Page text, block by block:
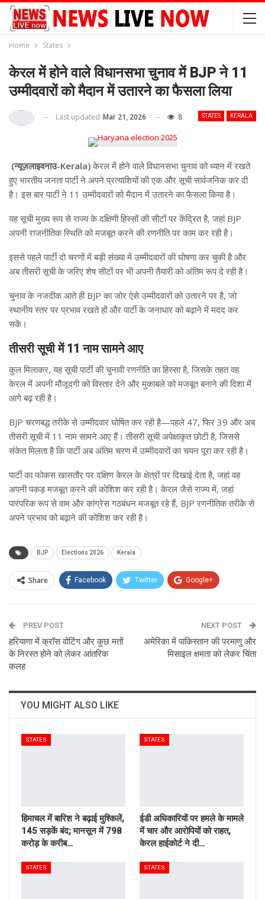
Home States
केरल में होने वाले विधानसभा चुनाव में BJP ने 11
उम्मीदवारों को मैदान में उतारने का फैसला लिया
STATES KERALA
Last updated Mar 21, 2026 8
(न्यूज़लाइवनाउ-Kerala)केरल में होने वाले विधानसभा चुनाव को ध्यान में रखते
हुए भारतीय जनता पार्टी ने अपने प्रत्याशियों की एक और सूची सार्वजनिक कर दी
है। इस बार पार्टी ने 11 उम्मीदवारों को मैदान में उतारने का फैसला किया है।
यह सूची मुख्य रूप से राज्य के दक्षिणी हिस्सों की सीटों पर केंद्रित है, जहां BJP
अपनी राजनीतिक स्थिति को मजबूत करने की रणनीति पर काम कर रही है।
इससे पहले पार्टी दो चरणों में बड़ी संख्या में उम्मीदवारों की घोषणा कर चुकी है और
अब तीसरी सूची के जरिए शेष सीटों पर भी अपनी तैयारी को अंतिम रूप दे रही है।
चुनाव के नजदीक आते ही BJP का जोर ऐसे उम्मीदवारों को उतारने पर है, जो
स्थानीय स्तर पर प्रभाव रखते हों और पार्टी के जनाधार को बढ़ाने में मदद कर
सकें।
तीसरी सूची में 11 नाम सामने आए
कुल मिलाकर, यह सूची पार्टी की चुनावी रणनीति का हिस्सा है, जिसके तहत वह
केरल में अपनी मौजूदगी को विस्तार देने और मुकाबले को मजबूत बनाने की दिशा में
आगे बढ़ रही है।
BJP चरणबद्ध तरीके से उम्मीदवार घोषित कर रही है—पहले 47, फिर 39 और अब
तीसरी सूची में 11 नाम सामने आए हैं। तीसरी सूची अपेक्षाकृत छोटी है, जिससे
संकेत मिलता है कि पार्टी अब अंतिम चरण में उम्मीदवारों का चयन पूरा कर रही है।
पार्टी का फोकस खासतौर पर दक्षिण केरल के क्षेत्रों पर दिखाई देता है, जहां वह
अपनी पकड़ मजबूत करने की कोशिश कर रही है। केरल जैसे राज्य में, जहां
पारंपरिक रूप से वाम और कांग्रेस गठबंधन मजबूत रहे हैं, BJP रणनीतिक तरीके से
अपने प्रभाव को बढ़ाने की कोशिश कर रही है।
BJP Elections 2026 Kerala
Share Facebook Twitter Google+
Email
PREV POST
हरियाणा में क्रॉस वोटिंग और कुछ मतों
के निरस्त होने को लेकर आंतरिक
कलह
NEXT POST
अमेरिका में पाकिस्तान की परमाणु और
मिसाइल क्षमता को लेकर चिंता
YOU MIGHT ALSO LIKE
STATES
हिमाचल में बारिश ने बढ़ाई मुश्किलें,
145 सड़कें बंद; मानसून में 798
करोड़ के करीब…
STATES
ईडी अधिकारियों पर हमले के मामले
में चार और आरोपियों को राहत,
केरल हाईकोर्ट ने दी…
STATES STATES